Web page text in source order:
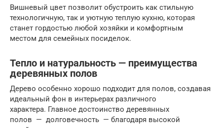
Вишневый цвет позволит обустроить как стильную
технологичную, так и уютную теплую кухню, которая
станет гордостью любой хозяйки и комфортным
местом для семейных посиделок.
Тепло и натуральность — преимущества
деревянных полов
Дерево особенно хорошо подходит для полов, создавая
идеальный фон в интерьерах различного
характера. Главное достоинство деревянных
полов — долговечность — благодаря высокой